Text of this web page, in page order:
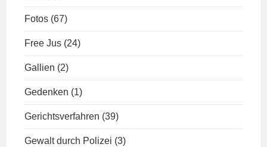
Fotos (67)
Free Jus (24)
Gallien (2)
Gedenken (1)
Gerichtsverfahren (39)
Gewalt durch Polizei (3)